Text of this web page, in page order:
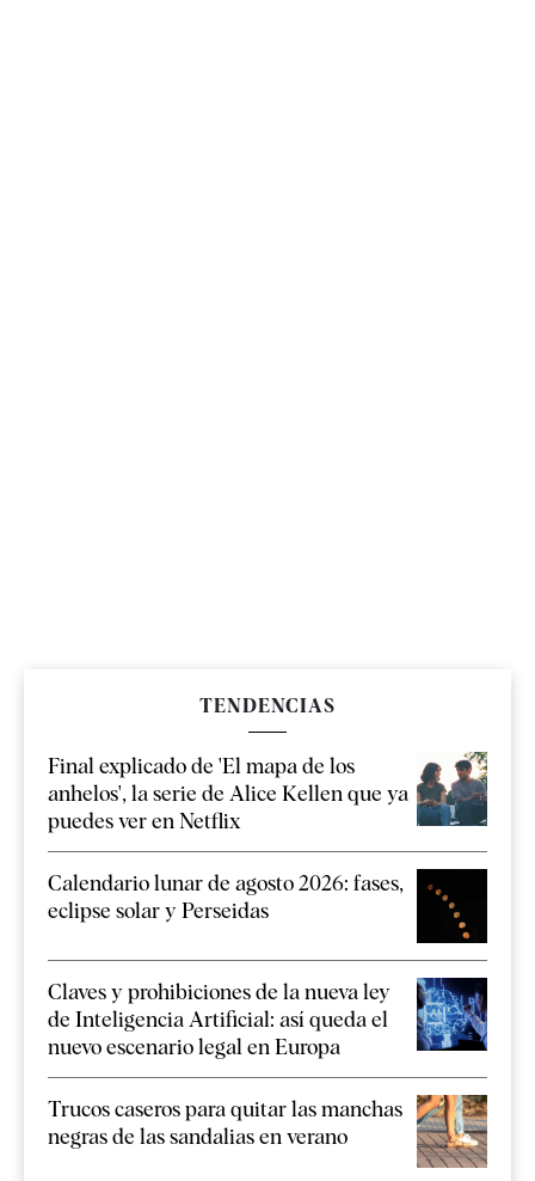
TENDENCIAS
Final explicado de 'El mapa de los
anhelos', la serie de Alice Kellen que ya
puedes ver en Netflix
Calendario lunar de agosto 2026: fases,
eclipse solar y Perseidas
Claves y prohibiciones de la nueva ley
de Inteligencia Artificial: así queda el
nuevo escenario legal en Europa
Trucos caseros para quitar las manchas
negras de las sandalias en verano